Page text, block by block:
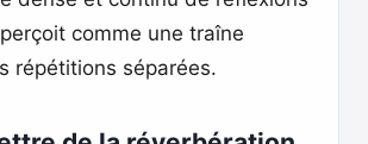
perçoit comme une traîne
répétitions séparées.